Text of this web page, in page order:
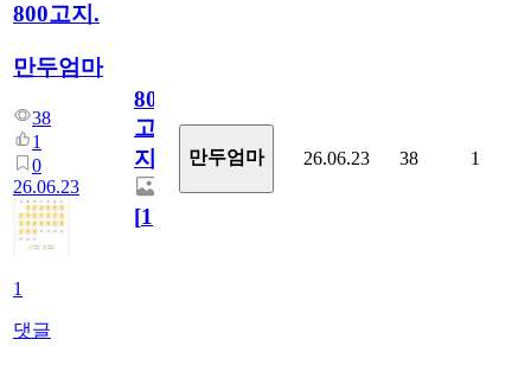
800고지.
만두엄마
38
1
0
26.06.23
1
댓글
800
고
지.
[1]
만두엄마 26.06.23 38 1